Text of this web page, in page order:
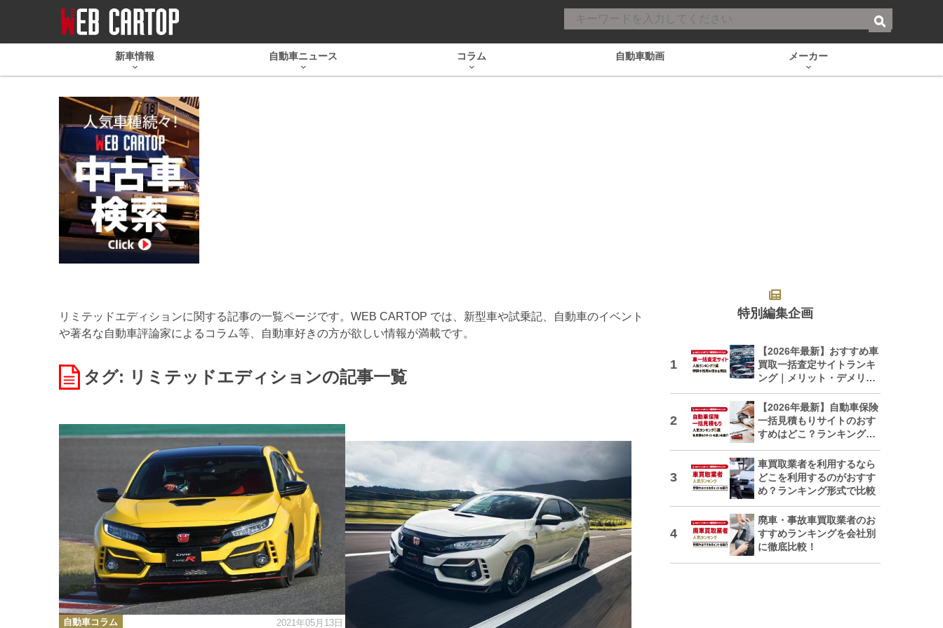
新車情報 自動車ニュース コラム 自動車動画 メーカー
リミテッドエディションに関する記事の一覧ページです。WEB CARTOP では、新型車や試乗記、自動車のイベント
や著名な自動車評論家によるコラム等、自動車好きの方が欲しい情報が満載です。
タグ: リミテッドエディションの記事一覧
カ
自動車コラム 2021年05月13日
特別編集企画
【2026年最新】おすすめ車
買取一括査定サイトランキ
ング｜メリット・デメリッ
トも解説
【2026年最新】自動車保険
一括見積もりサイトのおす
すめはどこ？ランキングで
車買取業者を利用するなら
どこを利用するのがおすす
め？ランキング形式で比較
廃車・事故車買取業者のお
すすめランキングを会社別
に徹底比較！